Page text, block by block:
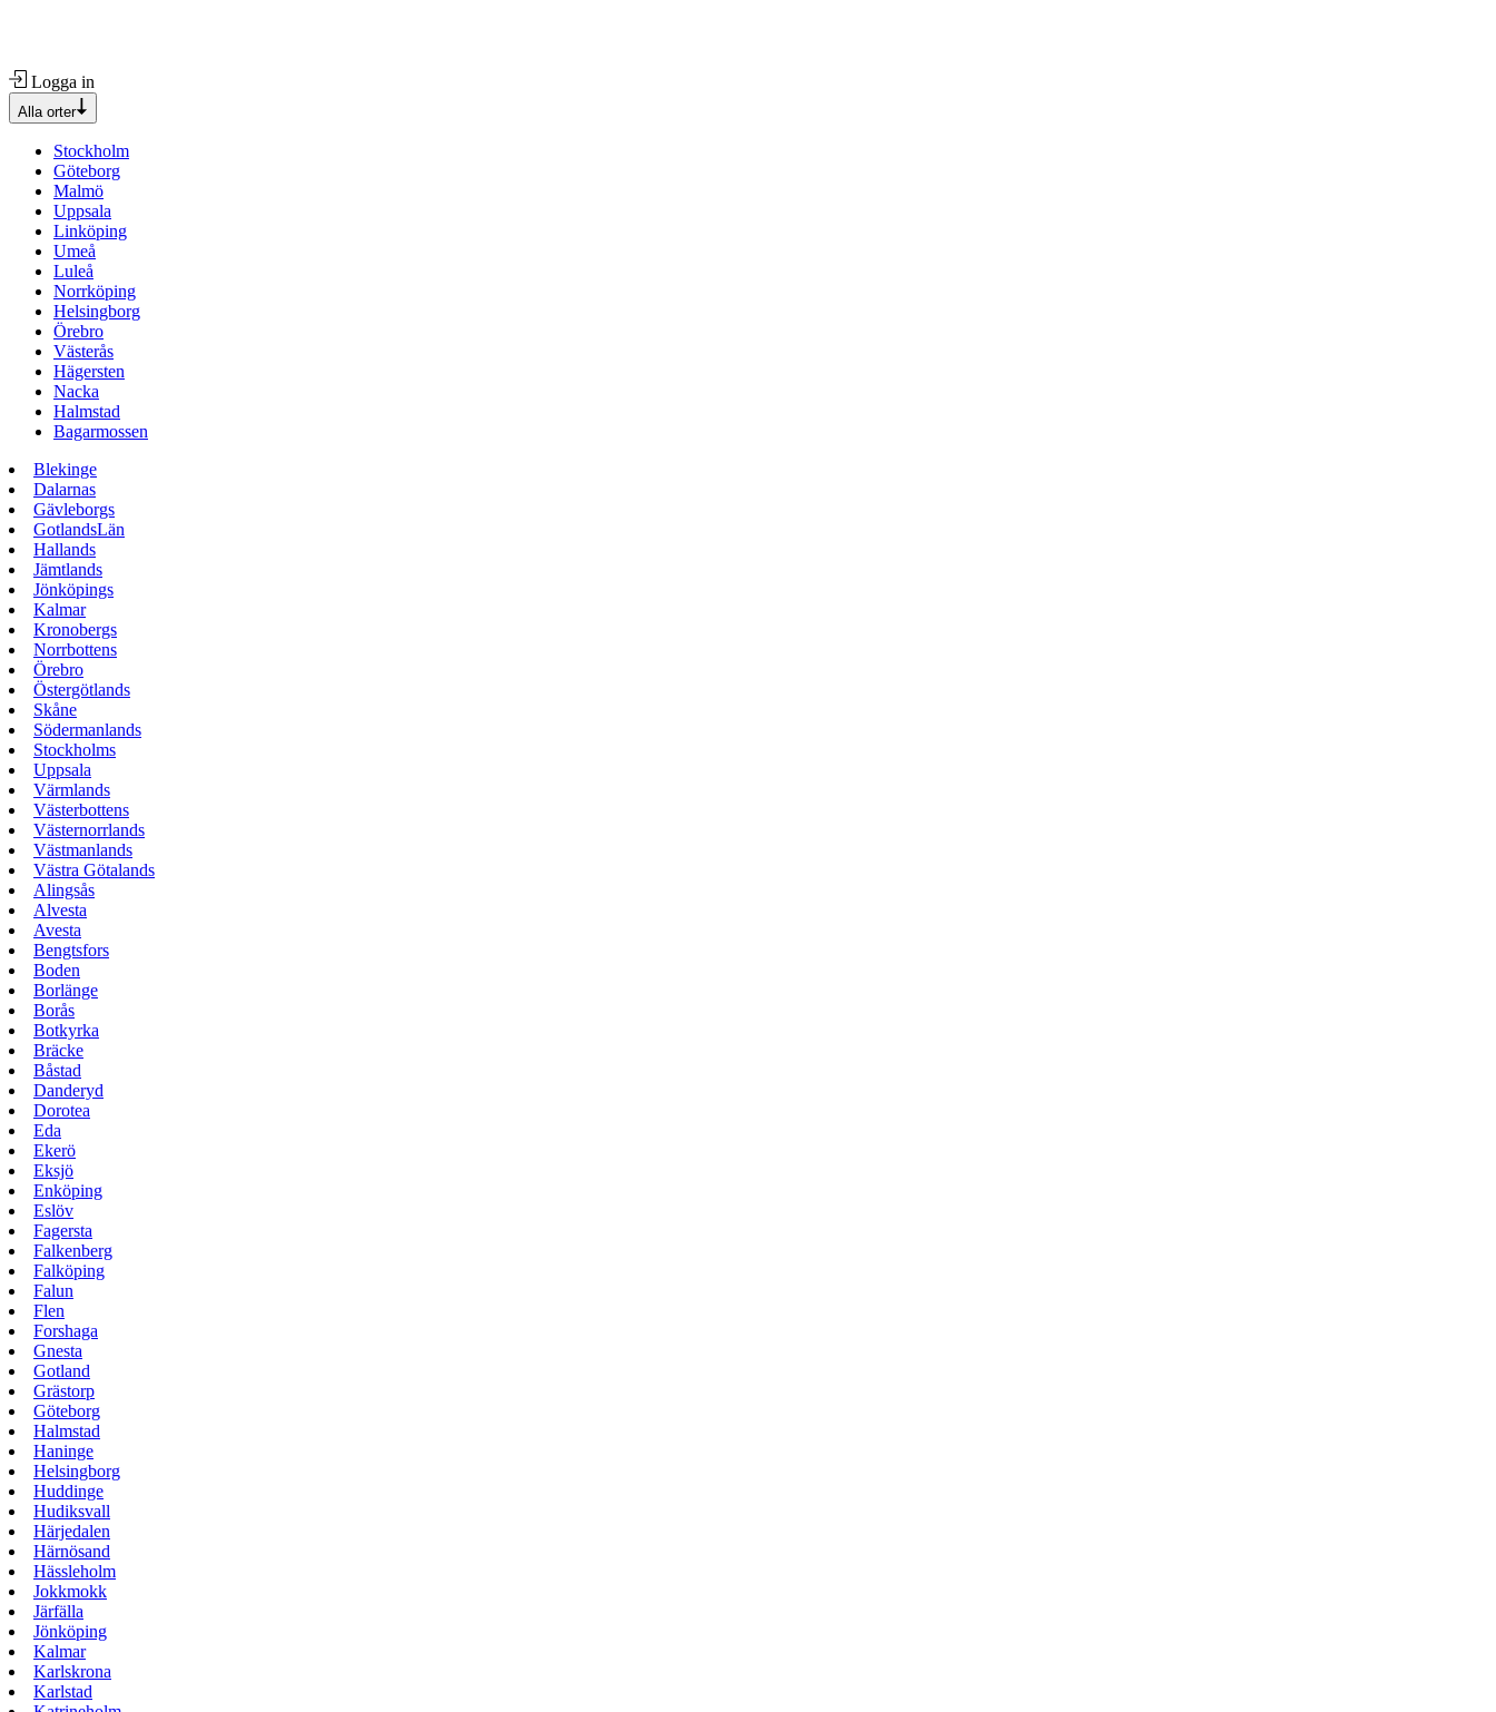
Logga in
Alla orter
Stockholm
Göteborg
Malmö
Uppsala
Linköping
Umeå
Luleå
Norrköping
Helsingborg
Örebro
Västerås
Hägersten
Nacka
Halmstad
Bagarmossen
Blekinge
Dalarnas
Gävleborgs
GotlandsLän
Hallands
Jämtlands
Jönköpings
Kalmar
Kronobergs
Norrbottens
Örebro
Östergötlands
Skåne
Södermanlands
Stockholms
Uppsala
Värmlands
Västerbottens
Västernorrlands
Västmanlands
Västra Götalands
Alingsås
Alvesta
Avesta
Bengtsfors
Boden
Borlänge
Borås
Botkyrka
Bräcke
Båstad
Danderyd
Dorotea
Eda
Ekerö
Eksjö
Enköping
Eslöv
Fagersta
Falkenberg
Falköping
Falun
Flen
Forshaga
Gnesta
Gotland
Grästorp
Göteborg
Halmstad
Haninge
Helsingborg
Huddinge
Hudiksvall
Härjedalen
Härnösand
Hässleholm
Jokkmokk
Järfälla
Jönköping
Kalmar
Karlskrona
Karlstad